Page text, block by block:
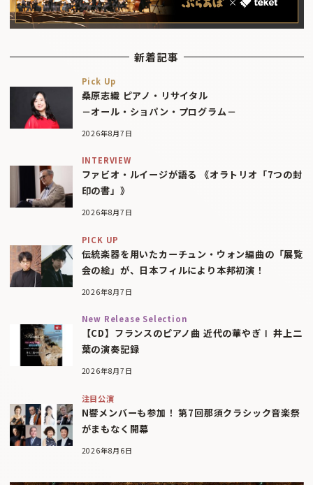
新着記事
Pick Up
桑原志織 ピアノ・リサイタル
－オール・ショパン・プログラム－
2026年8月7日
INTERVIEW
ファビオ・ルイージが語る 《オラトリオ「7つの封
印の書」》
2026年8月7日
PICK UP
伝統楽器を用いたカーチュン・ウォン編曲の「展覧
会の絵」が、日本フィルにより本邦初演！
2026年8月7日
New Release Selection
【CD】フランスのピアノ曲 近代の華やぎⅠ 井上二
葉の演奏記録
2026年8月7日
注目公演
N響メンバーも参加！ 第7回那須クラシック音楽祭
がまもなく開幕
2026年8月6日